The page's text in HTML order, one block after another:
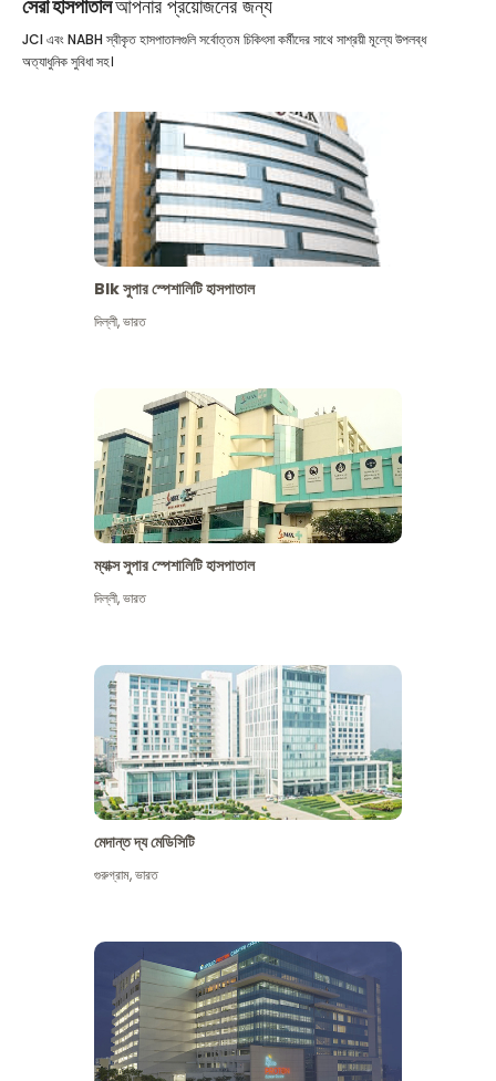
সেরা হাসপাতালআপনার প্রয়োজনের জন্য
JCI এবং NABH স্বীকৃত হাসপাতালগুলি সর্বোত্তম চিকিৎসা কর্মীদের সাথে সাশ্রয়ী মূল্যে উপলব্ধ
অত্যাধুনিক সুবিধা সহ।
Blk সুপার স্পেশালিটি হাসপাতাল
দিল্লী,ভারত
ম্যাক্স সুপার স্পেশালিটি হাসপাতাল
দিল্লী,ভারত
মেদান্ত দ্য মেডিসিটি
গুরুগ্রাম,ভারত